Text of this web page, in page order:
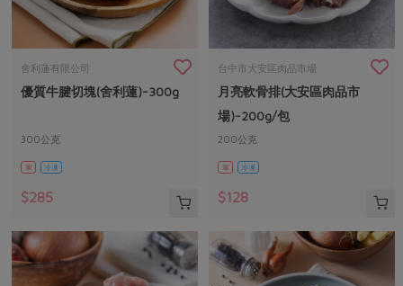
舍利蓮有限公司
優質牛腱切塊(舍利蓮)-300g
300公克
葷 冷凍
$285
台中市大安區肉品市場
月亮軟骨排(大安區肉品市
場)-200g/包
200公克
葷 冷凍
$128